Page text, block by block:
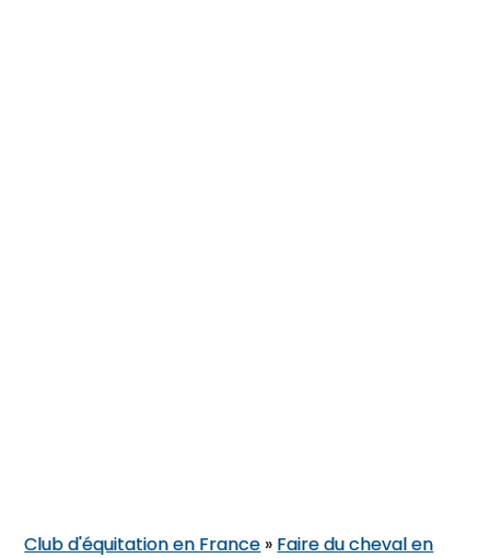
Club d'équitation en France » Faire du cheval en